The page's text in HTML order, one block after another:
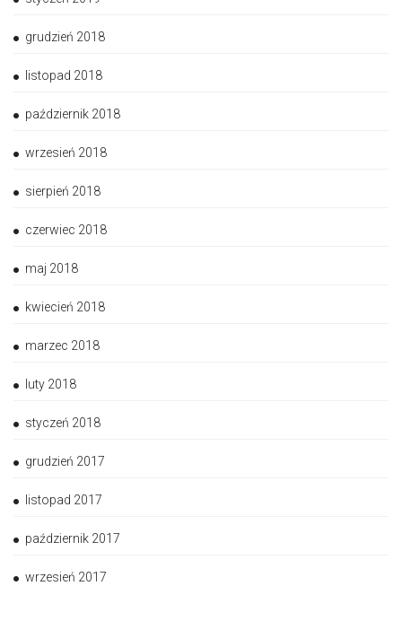
grudzień 2018
listopad 2018
październik 2018
wrzesień 2018
sierpień 2018
czerwiec 2018
maj 2018
kwiecień 2018
marzec 2018
luty 2018
styczeń 2018
grudzień 2017
listopad 2017
październik 2017
wrzesień 2017